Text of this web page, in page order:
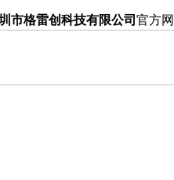
市格雷创科技有限公司 官方